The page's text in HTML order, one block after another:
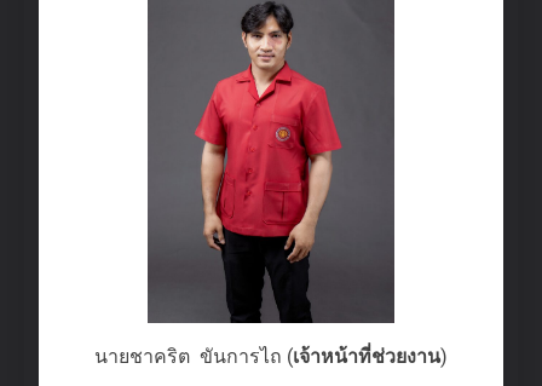
นายชาคริต ขันการไถ (เจ้าหน้าที่ช่วยงาน)